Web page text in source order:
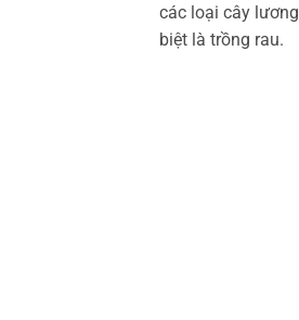
các loại cây
biệt là trồng rau.